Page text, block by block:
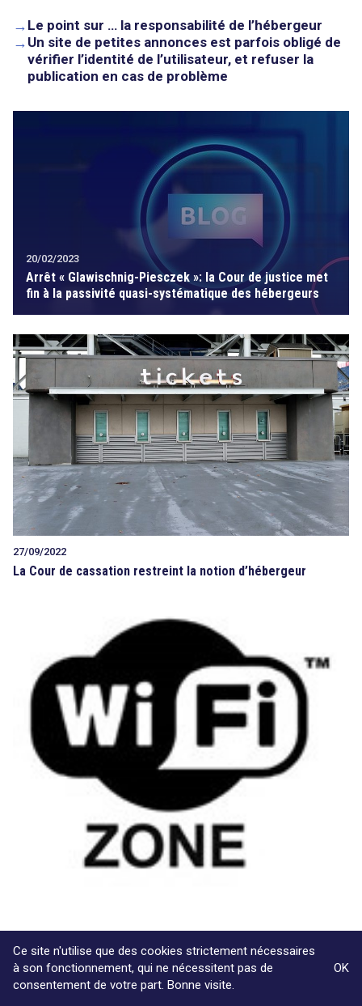
→ Le point sur … la responsabilité de l’hébergeur
→ Un site de petites annonces est parfois obligé de
vérifier l’identité de l’utilisateur, et refuser la
publication en cas de problème
20/02/2023
Arrêt « Glawischnig-Piesczek »: la Cour de justice met
fin à la passivité quasi-systématique des hébergeurs
27/09/2022
La Cour de cassation restreint la notion d’hébergeur
27/03/2016
« Le commerçant qui offre du wi-fi gratuit est-il un
fournisseur d’accès à l’Internet ?
Ce site n'utilise que des cookies strictement nécessaires
à son fonctionnement, qui ne nécessitent pas de
consentement de votre part. Bonne visite.
OK